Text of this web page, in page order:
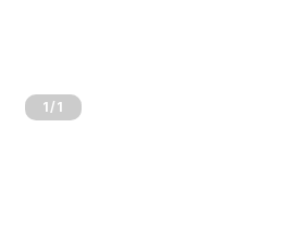
1 /1